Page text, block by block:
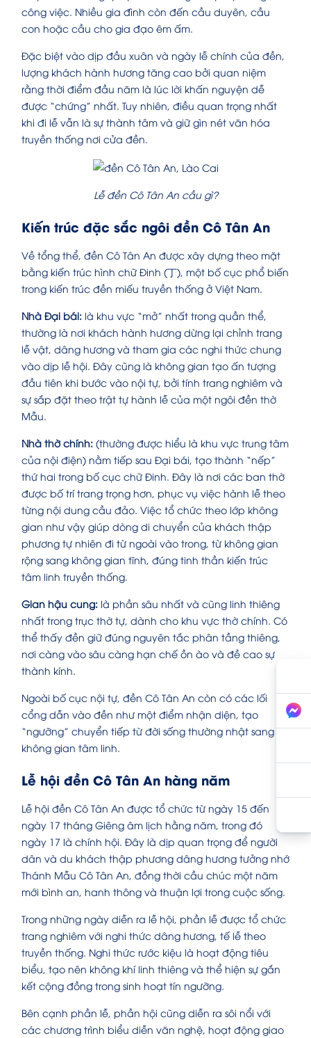
công việc. Nhiều gia đình còn đến cầu duyên, cầu
con hoặc cầu cho gia đạo êm ấm.
Đặc biệt vào dịp đầu xuân và ngày lễ chính của đền,
lượng khách hành hương tăng cao bởi quan niệm
rằng thời điểm đầu năm là lúc lời khấn nguyện dễ
được “chứng” nhất. Tuy nhiên, điều quan trọng nhất
khi đi lễ vẫn là sự thành tâm và giữ gìn nét văn hóa
truyền thống nơi cửa đền.
Lễ đền Cô Tân An cầu gì?
Kiến trúc đặc sắc ngôi đền Cô Tân An
Về tổng thể, đền Cô Tân An được xây dựng theo mặt
bằng kiến trúc hình chữ Đinh (丁), một bố cục phổ biến
trong kiến trúc đền miếu truyền thống ở Việt Nam.
Nhà Đại bái: là khu vực “mở” nhất trong quần thể,
thường là nơi khách hành hương dừng lại chỉnh trang
lễ vật, dâng hương và tham gia các nghi thức chung
vào dịp lễ hội. Đây cũng là không gian tạo ấn tượng
đầu tiên khi bước vào nội tự, bởi tính trang nghiêm và
sự sắp đặt theo trật tự hành lễ của một ngôi đền thờ
Mẫu.
Nhà thờ chính: (thường được hiểu là khu vực trung tâm
của nội điện) nằm tiếp sau Đại bái, tạo thành “nếp”
thứ hai trong bố cục chữ Đinh. Đây là nơi các ban thờ
được bố trí trang trọng hơn, phục vụ việc hành lễ theo
từng nội dung cầu đảo. Việc tổ chức theo lớp không
gian như vậy giúp dòng di chuyển của khách thập
phương tự nhiên đi từ ngoài vào trong, từ không gian
rộng sang không gian tĩnh, đúng tinh thần kiến trúc
tâm linh truyền thống.
Gian hậu cung: là phần sâu nhất và cũng linh thiêng
nhất trong trục thờ tự, dành cho khu vực thờ chính. Có
thể thấy đền giữ đúng nguyên tắc phân tầng thiêng,
nơi càng vào sâu càng hạn chế ồn ào và đề cao sự
thành kính.
Ngoài bố cục nội tự, đền Cô Tân An còn có các lối
cổng dẫn vào đền như một điểm nhận diện, tạo
“ngưỡng” chuyển tiếp từ đời sống thường nhật sang
không gian tâm linh.
Lễ hội đền Cô Tân An hàng năm
Lễ hội đền Cô Tân An được tổ chức từ ngày 15 đến
ngày 17 tháng Giêng âm lịch hằng năm, trong đó
ngày 17 là chính hội. Đây là dịp quan trọng để người
dân và du khách thập phương dâng hương tưởng nhớ
Thánh Mẫu Cô Tân An, đồng thời cầu chúc một năm
mới bình an, hanh thông và thuận lợi trong cuộc sống.
Trong những ngày diễn ra lễ hội, phần lễ được tổ chức
trang nghiêm với nghi thức dâng hương, tế lễ theo
truyền thống. Nghi thức rước kiệu là hoạt động tiêu
biểu, tạo nên không khí linh thiêng và thể hiện sự gắn
kết cộng đồng trong sinh hoạt tín ngưỡng.
Bên cạnh phần lễ, phần hội cũng diễn ra sôi nổi với
các chương trình biểu diễn văn nghệ, hoạt động giao